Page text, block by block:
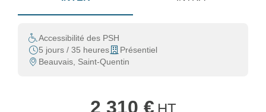
Accessibilité des PSH
5 jours / 35 heures
Présentiel
Beauvais, Saint-Quentin
2 310 € HT